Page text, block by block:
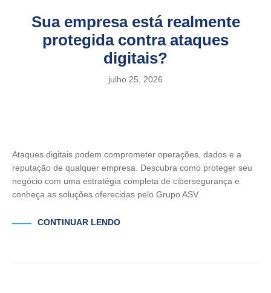
Sua empresa está realmente
protegida contra ataques
digitais?
julho 25, 2026
Ataques digitais podem comprometer operações, dados e a
reputação de qualquer empresa. Descubra como proteger seu
negócio com uma estratégia completa de cibersegurança e
conheça as soluções oferecidas pelo Grupo ASV.
CONTINUAR LENDO